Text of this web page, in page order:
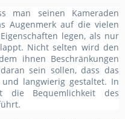
man seinen Kameraden
Augenmerk auf die vielen
legen, als nur
Nicht selten wird den
ihnen Beschränkungen
sein sollen, dass das
langwierig gestaltet. In
Bequemlichkeit des